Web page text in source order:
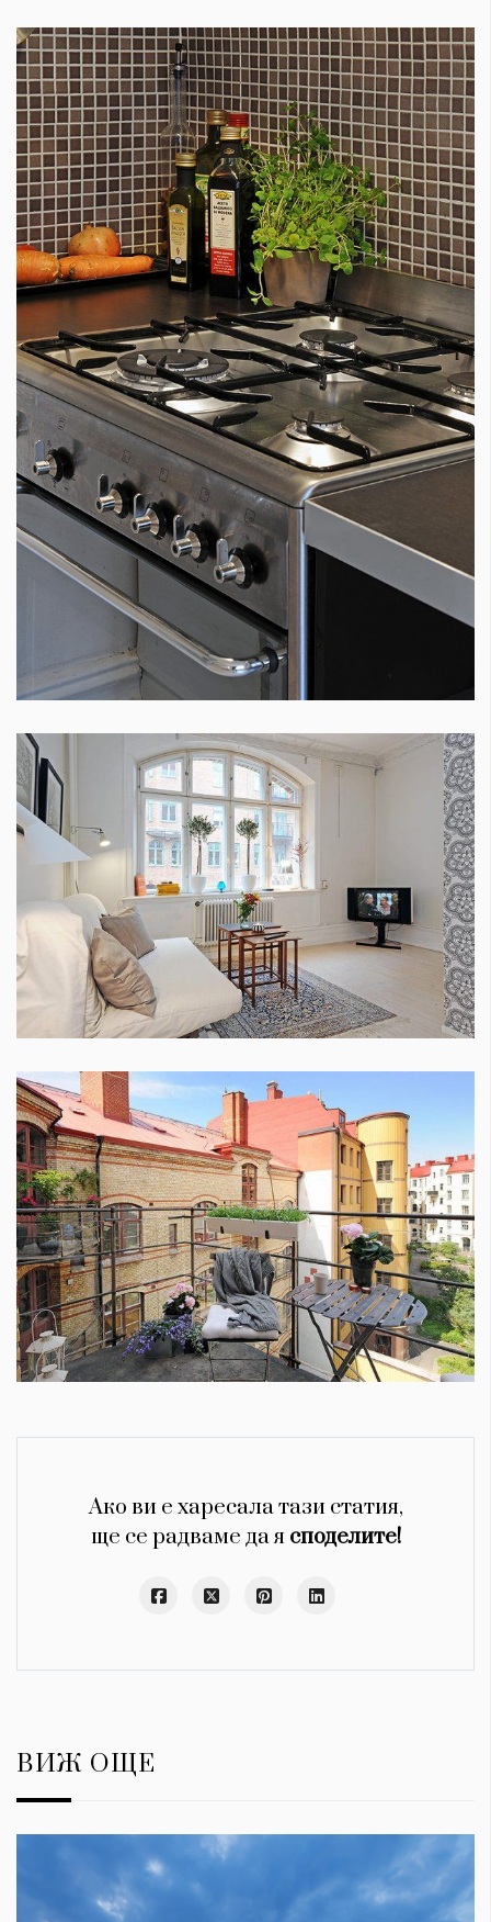
Ако ви е харесала тази статия,
ще се радваме да я споделите!
ВИЖ ОЩЕ